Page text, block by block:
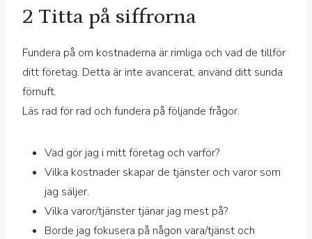
2 Titta på siffrorna
Fundera på om kostnaderna är rimliga och vad de tillför
ditt företag. Detta är inte avancerat, använd ditt sunda
förnuft.
Läs rad för rad och fundera på följande frågor.
Vad gör jag i mitt företag och varför?
Vilka kostnader skapar de tjänster och varor som
jag säljer.
Vilka varor/tjänster tjänar jag mest på?
Borde jag fokusera på någon vara/tjänst och